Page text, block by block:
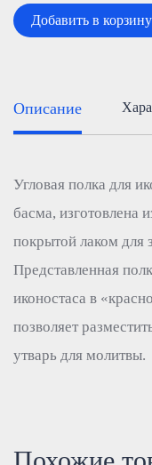
Добавить в корзину
Описание
Угловая полка для
басма, изготовлена
покрытой лаком для
Представленная
иконостаса в
позволяет
утварь для молитвы.